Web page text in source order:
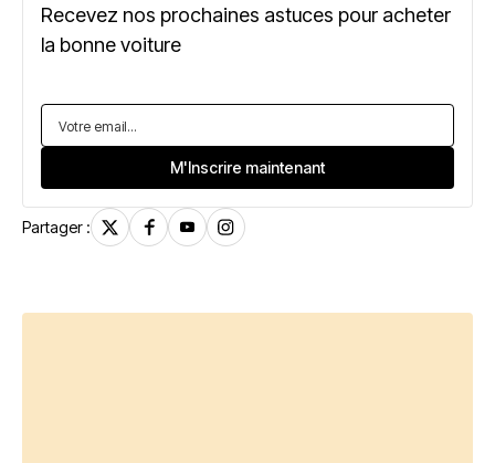
Recevez nos prochaines astuces pour acheter
la bonne voiture
Partager :